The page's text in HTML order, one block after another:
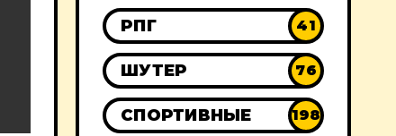
РПГ 41
ШУТЕР 76
СПОРТИВНЫЕ 198